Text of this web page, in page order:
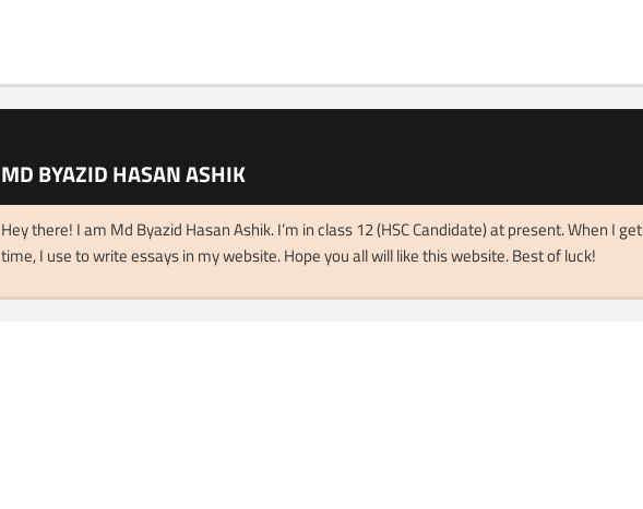
MD BYAZID HASAN ASHIK
Hey there! I am Md Byazid Hasan Ashik. I’m in class 12 (HSC Candidate) at present. When I get
time, I use to write essays in my website. Hope you all will like this website. Best of luck!